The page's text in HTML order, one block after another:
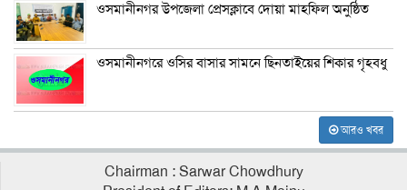
ওসমানীনগর উপজেলা প্রেসক্লাবে দোয়া মাহফিল অনুষ্ঠিত
ওসমানীনগরে ওসির বাসার সামনে ছিনতাইয়ের শিকার গৃহবধু
আরও খবর
Chairman : Sarwar Chowdhury